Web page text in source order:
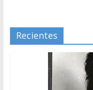
Recientes